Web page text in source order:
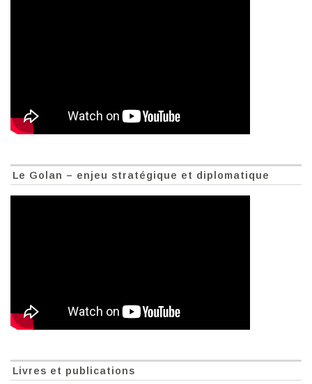
Le Golan – enjeu stratégique et diplomatique
Livres et publications